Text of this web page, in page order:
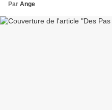
Par Ange